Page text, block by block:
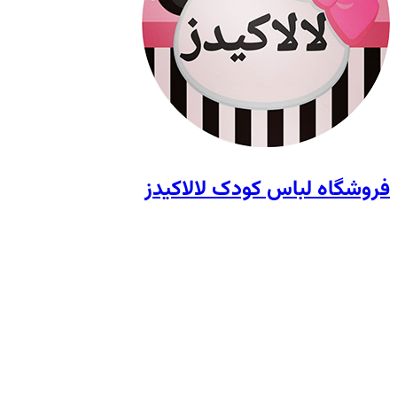
فروشگاه لباس کودک لالاکیدز